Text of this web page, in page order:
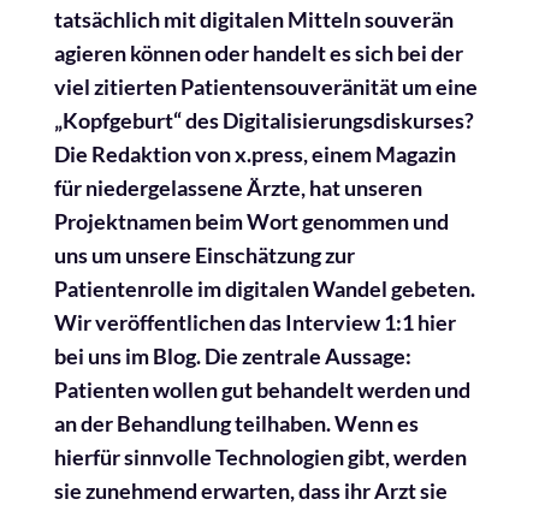
tatsächlich mit digitalen Mitteln souverän
agieren können oder handelt es sich bei der
viel zitierten Patientensouveränität um eine
„Kopfgeburt“ des Digitalisierungsdiskurses?
Die Redaktion von x.press, einem Magazin
für niedergelassene Ärzte, hat unseren
Projektnamen beim Wort genommen und
uns um unsere Einschätzung zur
Patientenrolle im digitalen Wandel gebeten.
Wir veröffentlichen das Interview 1:1 hier
bei uns im Blog. Die zentrale Aussage:
Patienten wollen gut behandelt werden und
an der Behandlung teilhaben. Wenn es
hierfür sinnvolle Technologien gibt, werden
sie zunehmend erwarten, dass ihr Arzt sie